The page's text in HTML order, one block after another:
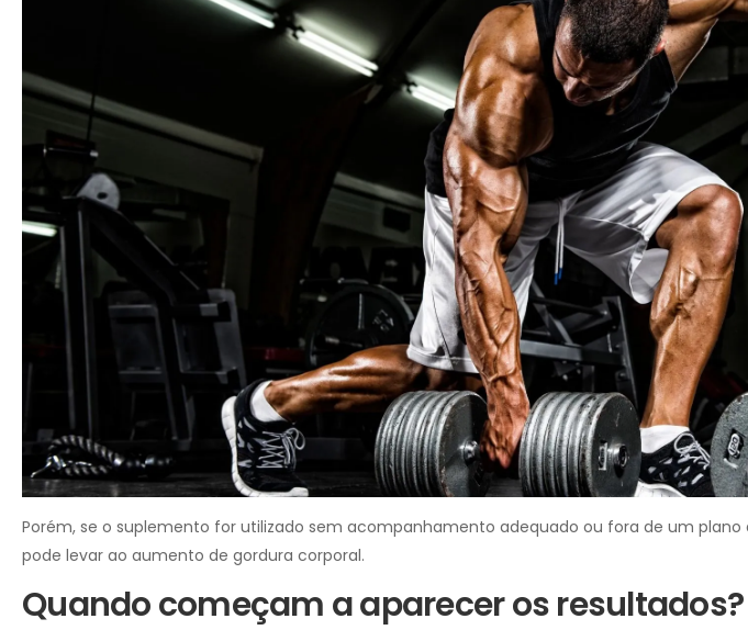
Porém, se o suplemento for utilizado sem acompanhamento adequado ou fora de um
pode levar ao aumento de gordura corporal.
Quando começam a aparecer os resultados?